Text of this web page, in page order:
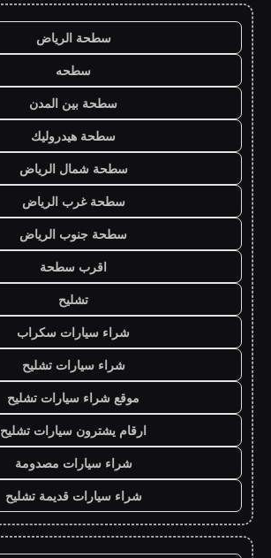
سطحة الرياض
سطحه
سطحة بين المدن
سطحة هيدروليك
سطحة شمال الرياض
سطحة غرب الرياض
سطحة جنوب الرياض
اقرب سطحة
تشليح
شراء سيارات سكراب
شراء سيارات تشليح
موقع شراء سيارات تشليح
ارقام يشترون سيارات تشليح
شراء سيارات مصدومة
شراء سيارات قديمة تشليح